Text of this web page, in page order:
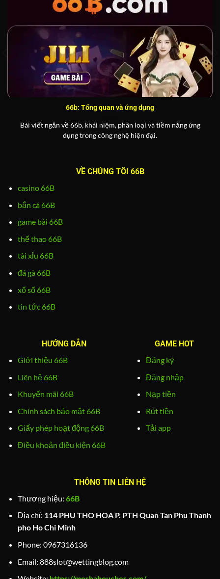
66b: Tổng quan và ứng dụng
Bài viết ngắn về 66b, khái niệm, phân loại và tiềm năng ứng
dụng trong công nghệ hiện đại.
VỀ CHÚNG TÔI 66B
casino 66B
bắn cá 66B
game bài 66B
thể thao 66B
tài xỉu 66B
đá gà 66B
xổ số 66B
tin tức 66B
HƯỚNG DẪN
Giới thiệu 66B
Liên hệ 66B
Khuyến mãi 66B
Chính sách bảo mật 66B
Giấy phép hoạt động 66B
Điều khoản điều kiện 66B
GAME HOT
Đăng ký
Đăng nhập
Nạp tiền
Rút tiền
Tải app
THÔNG TIN LIÊN HỆ
Thương hiệu: 66B
Địa chỉ: 114 PHU THO HOA P. PTH Quan Tan Phu Thanh
pho Ho Chi Minh
Phone: 0967316136
Email: 888slot@wettingblog.com